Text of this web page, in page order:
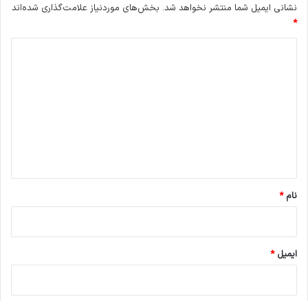
نشانی ایمیل شما منتشر نخواهد شد. بخش‌های موردنیاز علامت‌گذاری شده‌اند
*
نام*
ایمیل*